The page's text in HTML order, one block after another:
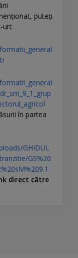
puteţi
uri:
în partea
GHIDUL
GS%20
direct către